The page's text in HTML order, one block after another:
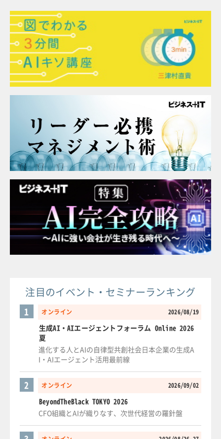
注目のイベント・セミナーランキング
オンライン 2026/08/19
1
生成AI・AIエージェントフォーラム Online 2026
夏
進化する人とAIの自律型共創社会日本企業の生成A
I・AIエージェント活用最前線
オンライン 2026/09/02
2
BeyondTheBlack TOKYO 2026
CFO組織とAIが織りなす、次世代経営の羅針盤